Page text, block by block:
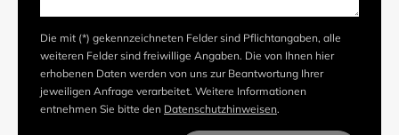
Die mit (*) gekennzeichneten Felder sind Pflichtangaben, alle
weiteren Felder sind freiwillige Angaben. Die von Ihnen hier
erhobenen Daten werden von uns zur Beantwortung Ihrer
jeweiligen Anfrage verarbeitet. Weitere Informationen
entnehmen Sie bitte den Datenschutzhinweisen.